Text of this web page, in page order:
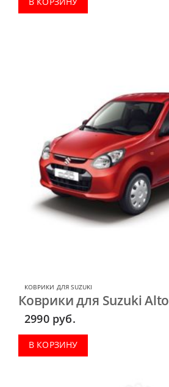
КОВРИКИ ДЛЯ SUZUKI
Коврики для Suzuki
2990 руб.
В КОРЗИНУ